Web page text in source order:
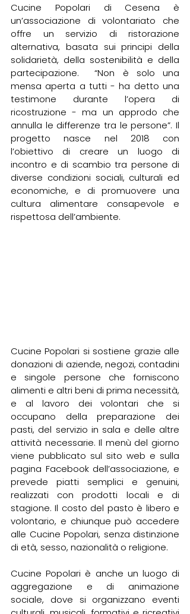
Cucine Popolari di Cesena è
un’associazione di volontariato che
offre un servizio di ristorazione
alternativa, basata sui principi della
solidarietà, della sostenibilità e della
partecipazione.  “Non è solo una
mensa aperta a tutti - ha detto una
testimone durante l’opera di
ricostruzione - ma un approdo che
annulla le differenze tra le persone”. Il
progetto nasce nel 2018 con
l’obiettivo di creare un luogo di
incontro e di scambio tra persone di
diverse condizioni sociali, culturali ed
economiche, e di promuovere una
cultura alimentare consapevole e
rispettosa dell’ambiente.
Cucine Popolari si sostiene grazie alle
donazioni di aziende, negozi, contadini
e singole persone che forniscono
alimenti e altri beni di prima necessità,
e al lavoro dei volontari che si
occupano della preparazione dei
pasti, del servizio in sala e delle altre
attività necessarie. Il menù del giorno
viene pubblicato sul sito web e sulla
pagina Facebook dell’associazione, e
prevede piatti semplici e genuini,
realizzati con prodotti locali e di
stagione. Il costo del pasto è libero e
volontario, e chiunque può accedere
alle Cucine Popolari, senza distinzione
di età, sesso, nazionalità o religione.
Cucine Popolari è anche un luogo di
aggregazione e di animazione
sociale, dove si organizzano eventi